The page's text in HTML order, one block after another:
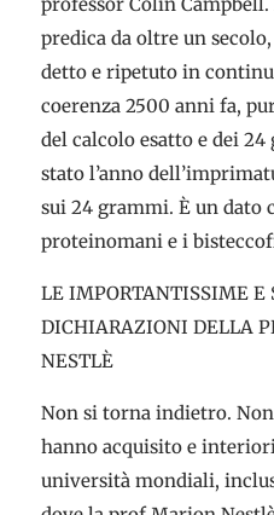
predica da oltre un
detto e ripetuto in
coerenza 2500 anni fa,
del calcolo esatto e dei
stato l’anno
sui 24 grammi. È un dato
proteinomani e i
LE IMPORTANTISSIME E
DICHIARAZIONI DELLA
NESTLÈ
Non si torna indietro.
hanno acquisito e
università mondiali,